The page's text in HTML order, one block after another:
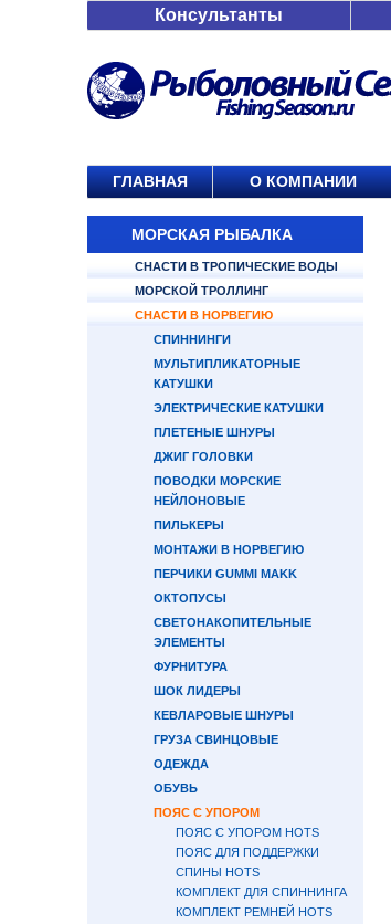
Консультанты
ГЛАВНАЯ О КОМПАНИИ
МОРСКАЯ РЫБАЛКА
СНАСТИ В ТРОПИЧЕСКИЕ ВОДЫ
МОРСКОЙ ТРОЛЛИНГ
СНАСТИ В НОРВЕГИЮ
СПИННИНГИ
МУЛЬТИПЛИКАТОРНЫЕ
КАТУШКИ
ЭЛЕКТРИЧЕСКИЕ КАТУШКИ
ПЛЕТЕНЫЕ ШНУРЫ
ДЖИГ ГОЛОВКИ
ПОВОДКИ МОРСКИЕ
НЕЙЛОНОВЫЕ
ПИЛЬКЕРЫ
МОНТАЖИ В НОРВЕГИЮ
ПЕРЧИКИ GUMMI MAKK
ОКТОПУСЫ
СВЕТОНАКОПИТЕЛЬНЫЕ
ЭЛЕМЕНТЫ
ФУРНИТУРА
ШОК ЛИДЕРЫ
КЕВЛАРОВЫЕ ШНУРЫ
ГРУЗА СВИНЦОВЫЕ
ОДЕЖДА
ОБУВЬ
ПОЯС С УПОРОМ
ПОЯС С УПОРОМ HOTS
ПОЯС ДЛЯ ПОДДЕРЖКИ
СПИНЫ HOTS
КОМПЛЕКТ ДЛЯ СПИННИНГА
КОМПЛЕКТ РЕМНЕЙ HOTS